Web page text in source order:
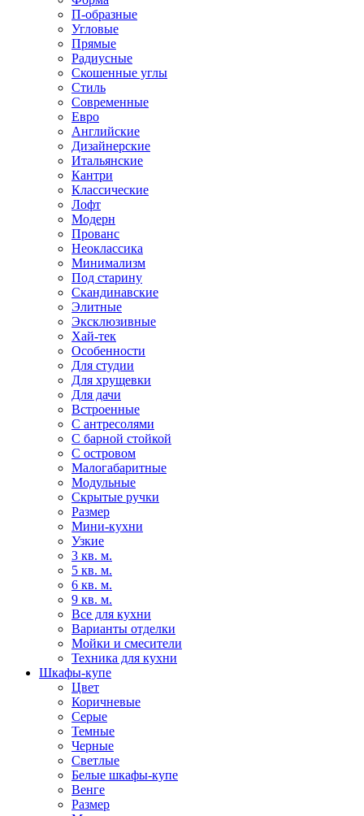
П-образные
Угловые
Прямые
Радиусные
Скошенные углы
Стиль
Современные
Евро
Английские
Дизайнерские
Итальянские
Кантри
Классические
Лофт
Модерн
Прованс
Неоклассика
Минимализм
Под старину
Скандинавские
Элитные
Эксклюзивные
Хай-тек
Особенности
Для студии
Для хрущевки
Для дачи
Встроенные
С антресолями
С барной стойкой
С островом
Малогабаритные
Модульные
Скрытые ручки
Размер
Мини-кухни
Узкие
3 кв. м.
5 кв. м.
6 кв. м.
9 кв. м.
Все для кухни
Варианты отделки
Мойки и смесители
Техника для кухни
Шкафы-купе
Цвет
Коричневые
Серые
Темные
Черные
Светлые
Белые шкафы-купе
Венге
Размер